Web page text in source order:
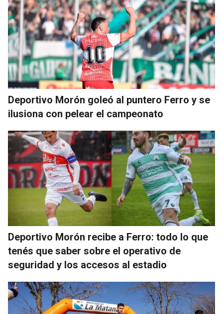
Deportivo Morón goleó al puntero Ferro y se
ilusiona con pelear el campeonato
Deportivo Morón recibe a Ferro: todo lo que
tenés que saber sobre el operativo de
seguridad y los accesos al estadio